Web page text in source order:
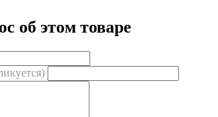
об этом товаре